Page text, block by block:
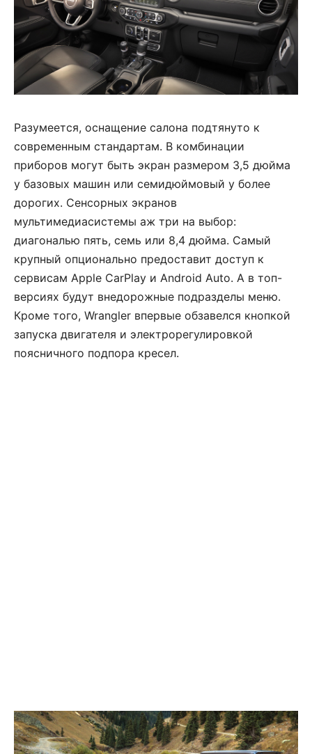
Разумеется, оснащение салона подтянуто к
современным стандартам. В комбинации
приборов могут быть экран размером 3,5 дюйма
у базовых машин или семидюймовый у более
дорогих. Сенсорных экранов
мультимедиасистемы аж три на выбор:
диагональю пять, семь или 8,4 дюйма. Самый
крупный опционально предоставит доступ к
сервисам Apple CarPlay и Android Auto. А в топ-
версиях будут внедорожные подразделы меню.
Кроме того, Wrangler впервые обзавелся кнопкой
запуска двигателя и электрорегулировкой
поясничного подпора кресел.